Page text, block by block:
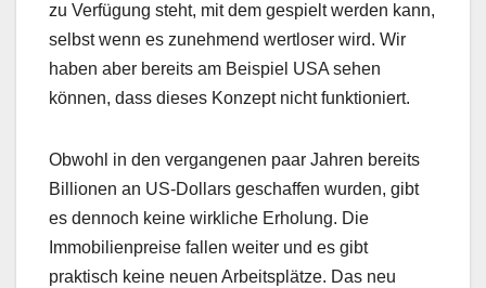
zu Verfügung steht, mit dem gespielt werden kann,
selbst wenn es zunehmend wertloser wird. Wir
haben aber bereits am Beispiel USA sehen
können, dass dieses Konzept nicht funktioniert.
Obwohl in den vergangenen paar Jahren bereits
Billionen an US-Dollars geschaffen wurden, gibt
es dennoch keine wirkliche Erholung. Die
Immobilienpreise fallen weiter und es gibt
praktisch keine neuen Arbeitsplätze. Das neu